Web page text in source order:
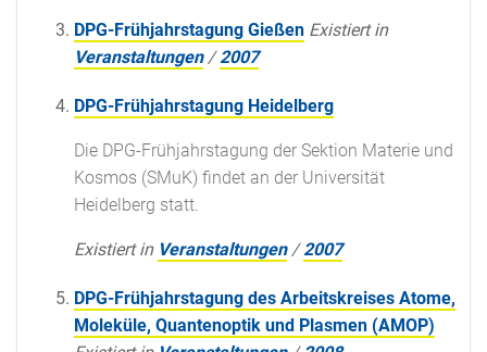
DPG-Frühjahrstagung Gießen Existiert in
Veranstaltungen /2007
DPG-Frühjahrstagung Heidelberg
Die DPG-Frühjahrstagung der Sektion Materie und
Kosmos (SMuK) findet an der Universität
Heidelberg statt.
Existiert in Veranstaltungen /2007
DPG-Frühjahrstagung des Arbeitskreises Atome,
Moleküle, Quantenoptik und Plasmen (AMOP)